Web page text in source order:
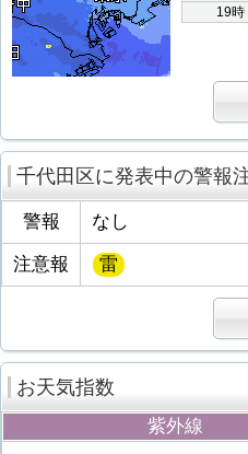
19時
千代田区に発表中の警報
警報 なし
注意報 雷
お天気指数
紫外線